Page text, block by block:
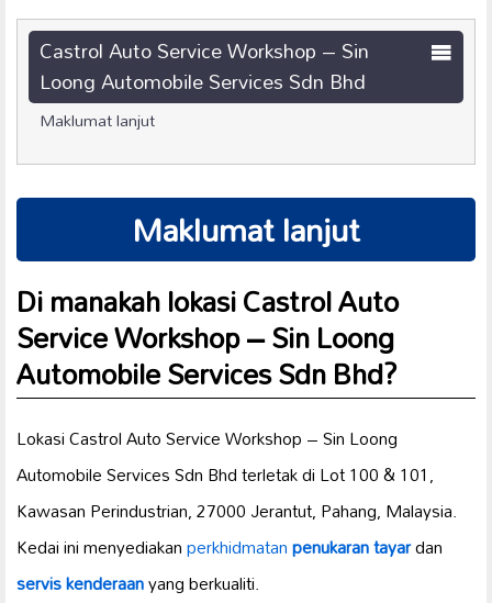
Castrol Auto Service Workshop – Sin
Loong Automobile Services Sdn Bhd
Maklumat lanjut
Maklumat lanjut
Di manakah lokasi Castrol Auto
Service Workshop – Sin Loong
Automobile Services Sdn Bhd?
Lokasi Castrol Auto Service Workshop – Sin Loong
Automobile Services Sdn Bhd terletak di Lot 100 & 101,
Kawasan Perindustrian, 27000 Jerantut, Pahang, Malaysia.
Kedai ini menyediakanperkhidmatanpenukaran tayardan
servis kenderaanyang berkualiti.